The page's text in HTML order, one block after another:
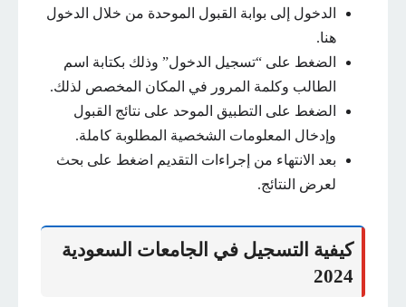
الدخول إلى بوابة القبول الموحدة من خلال الدخول
هنا.
الضغط على “تسجيل الدخول” وذلك بكتابة اسم
الطالب وكلمة المرور في المكان المخصص لذلك.
الضغط على التطبيق الموحد على نتائج القبول
وإدخال المعلومات الشخصية المطلوبة كاملة.
بعد الانتهاء من إجراءات التقديم اضغط على بحث
لعرض النتائج.
كيفية التسجيل في الجامعات السعودية
2024